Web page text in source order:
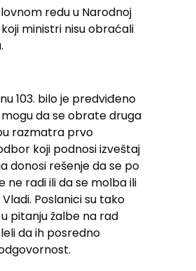
redu u Narodnoj
ministri nisu obraćali
103. bilo je predviđeno
da se obrate druga
razmatra prvo
koji podnosi izveštaj
donosi rešenje da se po
ne radi ili da se molba ili
Poslanici su tako
pitanju žalbe na rad
da ih posredno